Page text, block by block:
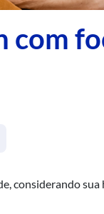
com
considerando